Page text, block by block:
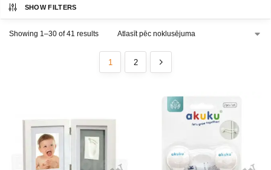
SHOW FILTERS
Showing 1–30 of 41 results
1 2